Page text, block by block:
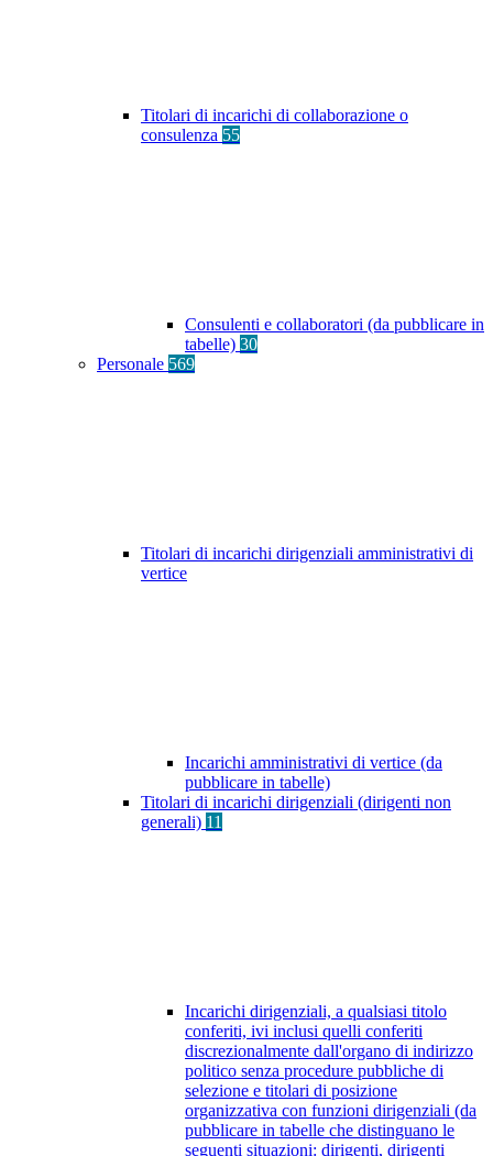
Titolari di incarichi di collaborazione o
consulenza 55
Consulenti e collaboratori (da pubblicare in
tabelle) 30
Personale 569
Titolari di incarichi dirigenziali amministrativi di
vertice
Incarichi amministrativi di vertice (da
pubblicare in tabelle)
Titolari di incarichi dirigenziali (dirigenti non
generali) 11
Incarichi dirigenziali, a qualsiasi titolo
conferiti, ivi inclusi quelli conferiti
discrezionalmente dall'organo di indirizzo
politico senza procedure pubbliche di
selezione e titolari di posizione
organizzativa con funzioni dirigenziali (da
pubblicare in tabelle che distinguano le
seguenti situazioni: dirigenti, dirigenti